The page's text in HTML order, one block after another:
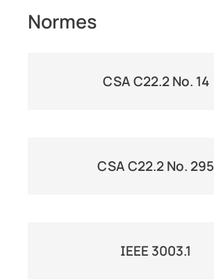
Normes
CSA C22.2 No. 14
CSA C22.2 No. 295
IEEE 3003.1